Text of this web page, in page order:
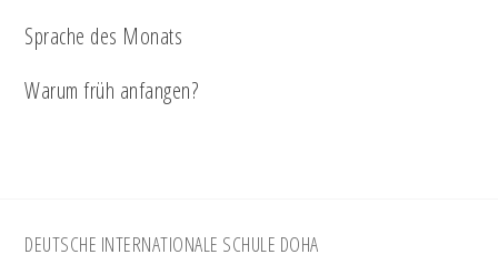
Sprache des Monats
Warum früh anfangen?
Footer
DEUTSCHE INTERNATIONALE SCHULE DOHA